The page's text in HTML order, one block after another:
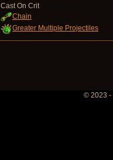
Cast On Crit
Chain
Greater Multiple Projectiles
© 2023 -